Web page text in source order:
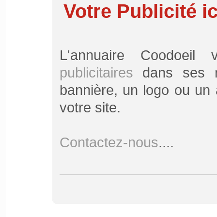
Votre Publicité
L'annuaire
publicitaires dans ses
bannière, un logo ou
votre site.
Contactez-nous....